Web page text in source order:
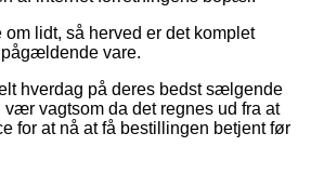
lidt, så herved er det komplet
vare.
hverdag på deres bedst sælgende
vær vagtsom da det regnes ud fra at
for at nå at få bestillingen betjent før